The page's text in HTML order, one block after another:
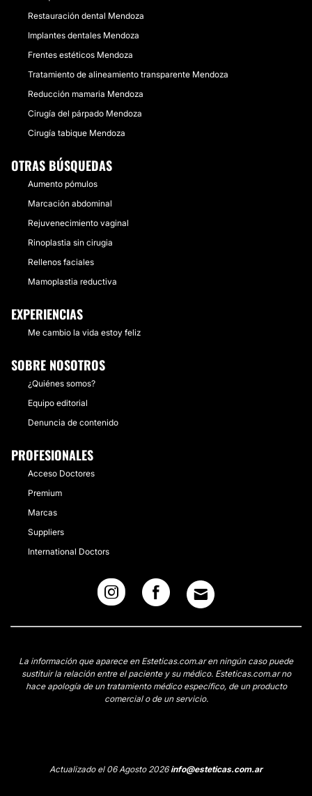
Restauración dental Mendoza
Implantes dentales Mendoza
Frentes estéticos Mendoza
Tratamiento de alineamiento transparente Mendoza
Reducción mamaria Mendoza
Cirugía del párpado Mendoza
Cirugía tabique Mendoza
OTRAS BÚSQUEDAS
Aumento pómulos
Marcación abdominal
Rejuvenecimiento vaginal
Rinoplastia sin cirugia
Rellenos faciales
Mamoplastia reductiva
EXPERIENCIAS
Me cambio la vida estoy feliz
SOBRE NOSOTROS
¿Quiénes somos?
Equipo editorial
Denuncia de contenido
PROFESIONALES
Acceso Doctores
Premium
Marcas
Suppliers
International Doctors
La información que aparece en Esteticas.com.ar en ningún caso puede
sustituir la relación entre el paciente y su médico. Esteticas.com.ar no
hace apología de un tratamiento médico específico, de un producto
comercial o de un servicio.
Actualizado el 06 Agosto 2026info@esteticas.com.ar